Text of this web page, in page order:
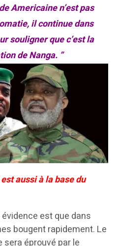
Americaine n’est pas
il continue dans
souligner que c’est la
de Nanga. ”
aussi à la base du
évidence est que dans
bougent rapidement. Le
éprouvé par le